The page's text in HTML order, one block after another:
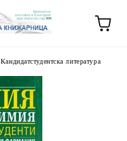
Кандидатстудентска литература